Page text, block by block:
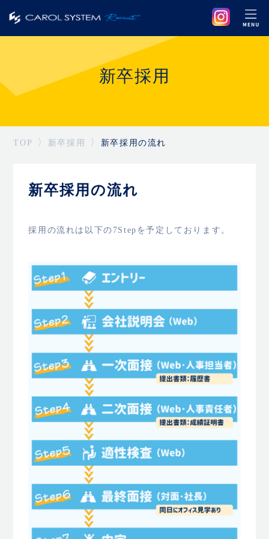
新卒採用
TOP 新卒採用 新卒採用の流れ
新卒採用の流れ
採用の流れは以下の7Stepを予定しております。